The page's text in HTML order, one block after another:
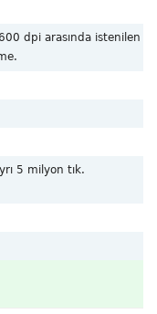
dpi arasında istenilen
5 milyon tık.